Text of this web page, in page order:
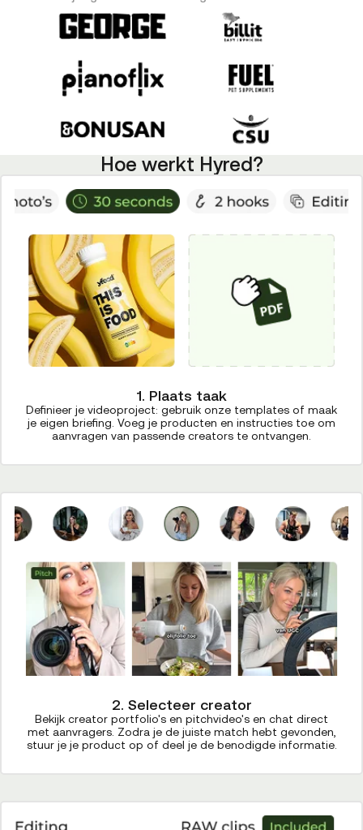
Hoe werkt Hyred?
1. Plaats taak
Definieer je videoproject: gebruik onze templates of maak
je eigen briefing. Voeg je producten en instructies toe om
aanvragen van passende creators te ontvangen.
2. Selecteer creator
Bekijk creator portfolio's en pitchvideo's en chat direct
met aanvragers. Zodra je de juiste match hebt gevonden,
stuur je je product op of deel je de benodigde informatie.